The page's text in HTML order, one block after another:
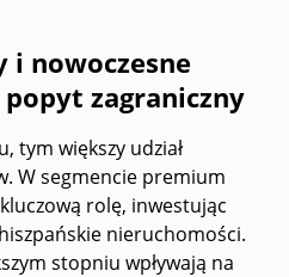
i nowoczesne
zagraniczny
tym większy udział
W segmencie premium
rolę, inwestując
nieruchomości.
stopniu wpływają na